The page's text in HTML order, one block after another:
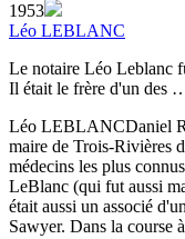
1953
Léo LEBLANC
Le notaire Léo Leblanc
Il était le frère d'un des
Léo LEBLANCDaniel
maire de Trois-Rivières
médecins les plus
LeBlanc (qui fut aussi
était aussi un associé
Sawyer. Dans la course